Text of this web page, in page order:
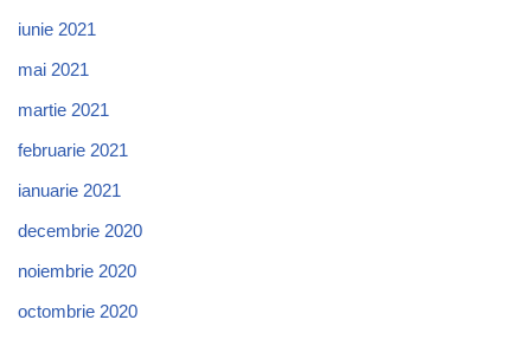
iunie 2021
mai 2021
martie 2021
februarie 2021
ianuarie 2021
decembrie 2020
noiembrie 2020
octombrie 2020